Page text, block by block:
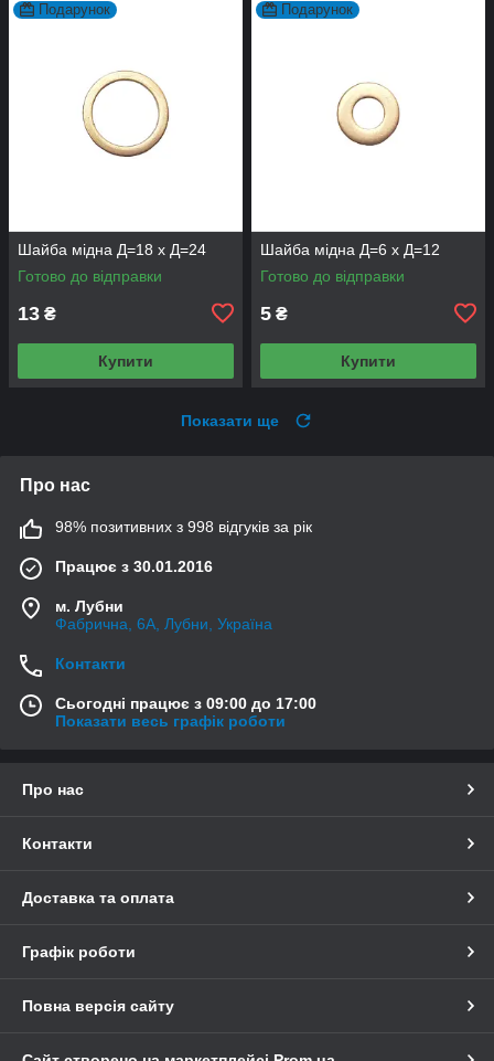
Подарунок
Шайба мідна Д=18 х Д=24
Готово до відправки
13 ₴
Купити
Подарунок
Шайба мідна Д=6 х Д=12
Готово до відправки
5 ₴
Купити
Показати ще
Про нас
98% позитивних з 998 відгуків за рік
Працює з 30.01.2016
м. Лубни
Фабрична, 6А, Лубни, Україна
Контакти
Сьогодні працює з 09:00 до 17:00
Показати весь графік роботи
Про нас
Контакти
Доставка та оплата
Графік роботи
Повна версія сайту